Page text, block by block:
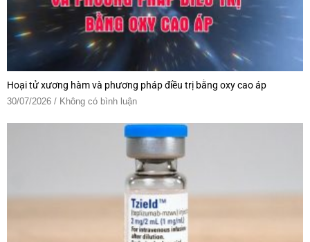
Hoại tử xương hàm và phương pháp điều trị bằng oxy cao áp
30/07/2026 Không có bình luận